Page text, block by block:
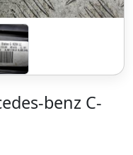
benz C-